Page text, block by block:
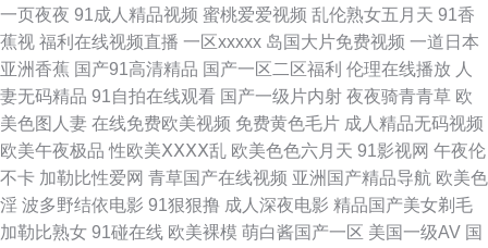
在线肏屄视频 97超碰自拍 美女18禁无遮挡 亚洲综合另类性 超碰成人av 国
产宾馆美女在线 蜜桃视频在线播放 日韩免费性网站 综合久久精品在线 白丝
美女后入内射 国产综合色在线 狼窝AV专区 日本AV在线播放 四虎私人影院
伊人大香蕉91 91久久海角 97超碰免费 操操超碰 豆花社区视频图片 欧美瑟
一页夜夜 91成人精品视频 蜜桃爱爱视频 乱伦熟女五月天 91香
蕉视 福利在线视频直播 一区xxxxx 岛国大片免费视频 一道日本
亚洲香蕉 国产91高清精品 国产一区二区福利 伦理在线播放 人
妻无码精品 91自拍在线观看 国产一级片内射 夜夜骑青青草 欧
美色图人妻 在线免费欧美视频 免费黄色毛片 成人精品无码视频
欧美午夜极品 性欧美ⅩⅩⅩⅩ乱 欧美色色六月天 91影视网 午夜伦
不卡 加勒比性爱网 青草国产在线视频 亚洲国产精品导航 欧美色
淫 波多野结依电影 91狠狠撸 成人深夜电影 精品国产美女剃毛
加勒比熟女 91碰在线 欧美裸模 萌白酱国产一区 美国一级AV 国